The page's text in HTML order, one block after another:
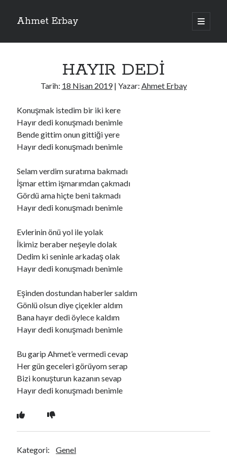
Ahmet Erbay
ana
menüyü
Yan
ELİF BENİ BIRAKMA
ÖLÜM GELSİN
DOĞRU YOLDAN ÇIKAMAM
Son Yorumlar
BAĞIŞLA ADINIiçindario72
BAĞIŞLA ADINIiçinold_betty6573
BAĞIŞLA ADINIiçinfoodie22
BAĞIŞLA ADINIiçinZoe72
Ara
HAYIR DEDİ
Tarih: 18 Nisan 2019| Yazar: Ahmet Erbay
Konuşmak istedim bir iki kere
Hayır dedi konuşmadı benimle
Bende gittim onun gittiği yere
Hayır dedi konuşmadı benimle
Selam verdim suratıma bakmadı
İşmar ettim işmarımdan çakmadı
Gördü ama hiçte beni takmadı
Hayır dedi konuşmadı benimle
Evlerinin önü yol ile yolak
İkimiz beraber neşeyle dolak
Dedim ki seninle arkadaş olak
Hayır dedi konuşmadı benimle
Eşinden dostundan haberler saldım
Gönlü olsun diye çiçekler aldım
Bana hayır dedi öylece kaldım
Hayır dedi konuşmadı benimle
Bu garip Ahmet’e vermedi cevap
Her gün geceleri görüyom serap
Bizi konuşturun kazanın sevap
Hayır dedi konuşmadı benimle
Kategori: Genel